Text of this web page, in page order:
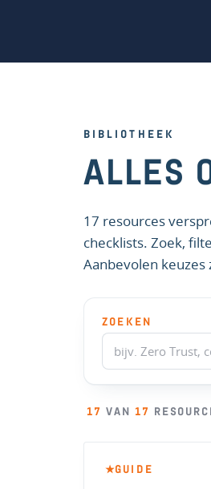
BIBLIOTHEEK
ALLES
17 resources
checklists. Zoek,
Aanbevolen
ZOEKEN
17 VAN 17
★GUIDE